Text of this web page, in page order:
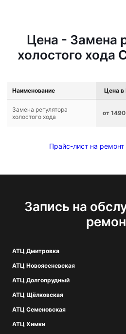
Цена - Замена
холостого хода
Наименование Цена в
Замена регулятора
холостого хода
от
Прайс-лист на ремонт
Запись на
АТЦ Дмитровка
АТЦ Новоясеневская
АТЦ Долгопрудный
АТЦ Щёлковская
АТЦ Семеновская
АТЦ Химки